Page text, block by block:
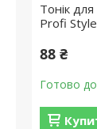
Тонік
Profi
88 ₴
Готово до